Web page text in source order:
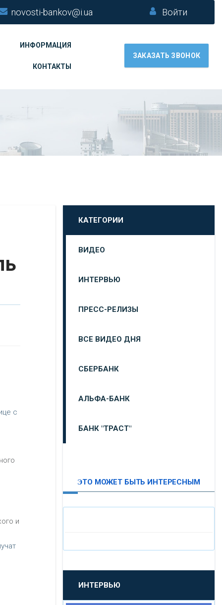
novosti-bankov@i.ua Войти
ИНФОРМАЦИЯ
КОНТАКТЫ
ЗАКАЗАТЬ ЗВОНОК
с
и
КАТЕГОРИИ
ВИДЕО
ИНТЕРВЬЮ
ПРЕСС-РЕЛИЗЫ
ВСЕ ВИДЕО ДНЯ
СБЕРБАНК
АЛЬФА-БАНК
БАНК "ТРАСТ"
«ПРОМСВЯЗЬБАНК»
ЭТО МОЖЕТ БЫТЬ ИНТЕРЕСНЫМ
ИНТЕРВЬЮ